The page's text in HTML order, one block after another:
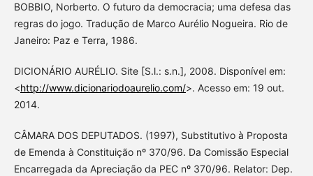
BOBBIO, Norberto. O futuro da democracia; uma defesa das
regras do jogo. Tradução de Marco Aurélio Nogueira. Rio de
Janeiro: Paz e Terra, 1986.
DICIONÁRIO AURÉLIO. Site [S.l.: s.n.], 2008. Disponível em:
<http://www.dicionariodoaurelio.com/>. Acesso em: 19 out.
2014.
CÂMARA DOS DEPUTADOS. (1997), Substitutivo à Proposta
de Emenda à Constituição nº 370/96. Da Comissão Especial
Encarregada da Apreciação da PEC nº 370/96. Relator: Dep.